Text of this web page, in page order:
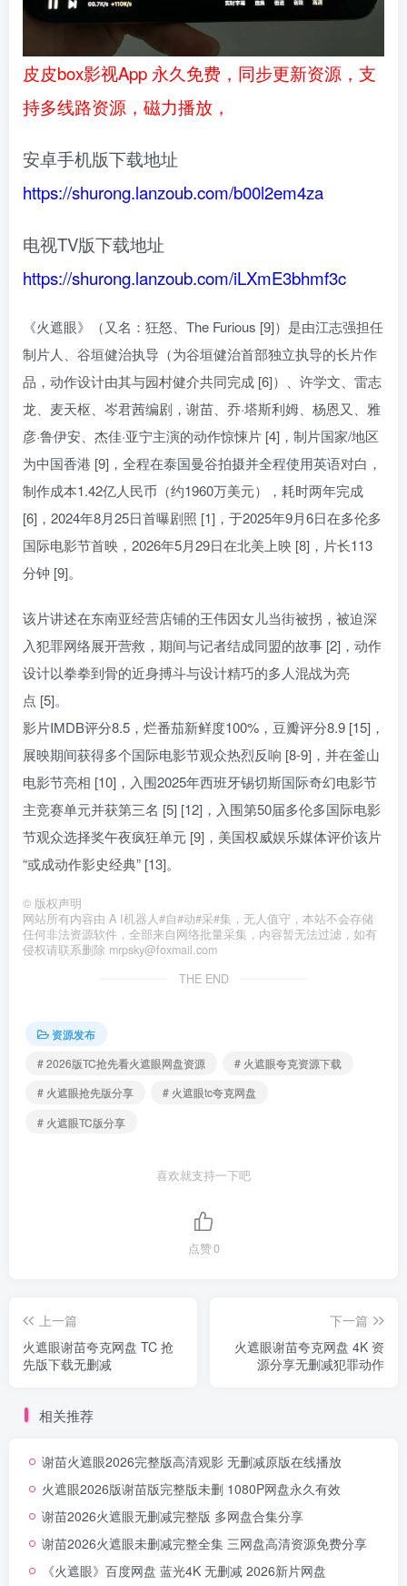
皮皮box影视App 永久免费，同步更新资源，支
持多线路资源，磁力播放，
安卓手机版下载地址
https://shurong.lanzoub.com/b00l2em4za
电视TV版下载地址
https://shurong.lanzoub.com/iLXmE3bhmf3c
《火遮眼》（又名：狂怒、The Furious [9]）是由江志强担任
制片人、谷垣健治执导（为谷垣健治首部独立执导的长片作
品，动作设计由其与园村健介共同完成 [6]）、许学文、雷志
龙、麦天枢、岑君茜编剧，谢苗、乔·塔斯利姆、杨恩又、雅
彦·鲁伊安、杰佳·亚宁主演的动作惊悚片 [4]，制片国家/地区
为中国香港 [9]，全程在泰国曼谷拍摄并全程使用英语对白，
制作成本1.42亿人民币（约1960万美元），耗时两年完成
[6]，2024年8月25日首曝剧照 [1]，于2025年9月6日在多伦多
国际电影节首映，2026年5月29日在北美上映 [8]，片长113
分钟 [9]。
该片讲述在东南亚经营店铺的王伟因女儿当街被拐，被迫深
入犯罪网络展开营救，期间与记者结成同盟的故事 [2]，动作
设计以拳拳到骨的近身搏斗与设计精巧的多人混战为亮
点 [5]。
影片IMDB评分8.5，烂番茄新鲜度100%，豆瓣评分8.9 [15]，
展映期间获得多个国际电影节观众热烈反响 [8-9]，并在釜山
电影节亮相 [10]，入围2025年西班牙锡切斯国际奇幻电影节
主竞赛单元并获第三名 [5] [12]，入围第50届多伦多国际电影
节观众选择奖午夜疯狂单元 [9]，美国权威娱乐媒体评价该片
“或成动作影史经典” [13]。
© 版权声明
网站所有内容由 A I机器人#自#动#采#集，无人值守，本站不会存储
任何非法资源软件，全部来自网络批量采集，内容暂无法过滤，如有
侵权请联系删除 mrpsky@foxmail.com
THE END
资源发布
# 2026版TC抢先看火遮眼网盘资源
# 火遮眼夸克资源下载
# 火遮眼抢先版分享
# 火遮眼tc夸克网盘
# 火遮眼TC版分享
喜欢就支持一下吧
点赞0
上一篇
火遮眼谢苗夸克网盘 TC 抢
先版下载无删减
下一篇
火遮眼谢苗夸克网盘 4K 资
源分享无删减犯罪动作
相关推荐
谢苗火遮眼2026完整版高清观影 无删减原版在线播放
火遮眼2026版谢苗版完整版未删 1080P网盘永久有效
谢苗2026火遮眼无删减完整版 多网盘合集分享
谢苗2026火遮眼未删减完整全集 三网盘高清资源免费分享
《火遮眼》百度网盘 蓝光4K 无删减 2026新片网盘